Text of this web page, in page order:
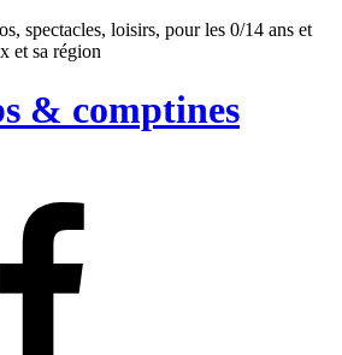
spectacles, loisirs, pour les 0/14 ans et
et sa région